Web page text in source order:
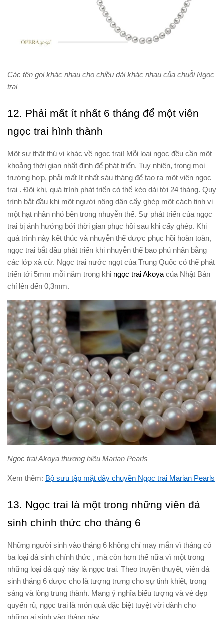
Các tên gọi khác nhau cho chiều dài khác nhau của chuỗi Ngọc
trai
12. Phải mất ít nhất 6 tháng để một viên
ngọc trai hình thành
Một sự thật thú vị khác về ngọc trai! Mỗi loại ngọc đều cần một
khoảng thời gian nhất định để phát triển. Tuy nhiên, trong mọi
trường hợp, phải mất ít nhất sáu tháng để tạo ra một viên ngọc
trai . Đôi khi, quá trình phát triển có thể kéo dài tới 24 tháng. Quy
trình bắt đầu khi một người nông dân cấy ghép một cách tinh vi
một hạt nhân nhỏ bên trong nhuyễn thể. Sự phát triển của ngọc
trai bị ảnh hưởng bởi thời gian phục hồi sau khi cấy ghép. Khi
quá trình này kết thúc và nhuyễn thể được phục hồi hoàn toàn,
ngọc trai bắt đầu phát triển khi nhuyễn thể bao phủ nhân bằng
các lớp xà cừ. Ngọc trai nước ngọt của Trung Quốc có thể phát
triển tới 5mm mỗi năm trong khi ngọc trai Akoya của Nhật Bản
chỉ lên đến 0,3mm.
Ngọc trai Akoya thương hiệu Marian Pearls
Xem thêm: Bộ sưu tập mặt dây chuyền Ngọc trai Marian Pearls
13. Ngọc trai là một trong những viên đá
sinh chính thức cho tháng 6
Những người sinh vào tháng 6 không chỉ may mắn vì tháng có
ba loại đá sinh chính thức , mà còn hơn thế nữa vì một trong
những loại đá quý này là ngọc trai. Theo truyền thuyết, viên đá
sinh tháng 6 được cho là tượng trưng cho sự tinh khiết, trong
sáng và lòng trung thành. Mang ý nghĩa biểu tượng và vẻ đẹp
quyến rũ, ngọc trai là món quà đặc biệt tuyệt vời dành cho